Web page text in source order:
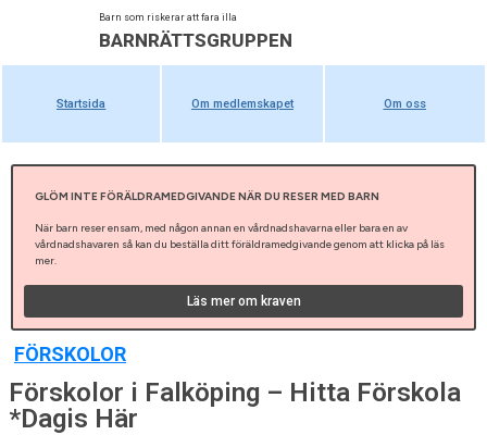
Barn som riskerar att fara illa
BARNRÄTTSGRUPPEN
Startsida Om medlemskapet Om oss
GLÖM INTE FÖRÄLDRAMEDGIVANDE NÄR DU RESER MED BARN
När barn reser ensam, med någon annan en vårdnadshavarna eller bara en av
vårdnadshavaren så kan du beställa ditt föräldramedgivande genom att klicka på läs
mer.
Läs mer om kraven
FÖRSKOLOR
Förskolor i Falköping – Hitta Förskola
*Dagis Här